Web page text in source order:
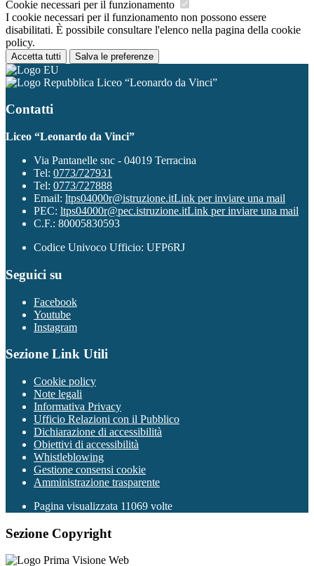
Cookie necessari per il funzionamento
I cookie necessari per il funzionamento non possono essere
disabilitati. È possibile consultare l'elenco nella pagina della cookie
policy.
Accetta tutti Salva le preferenze
Liceo “Leonardo da Vinci”
Contatti
Liceo “Leonardo da Vinci”
Via Pantanelle snc - 04019 Terracina
Tel: 0773/727931
Tel: 0773/727888
Email: ltps04000r@istruzione.itLink per inviare una mail
PEC: ltps04000r@pec.istruzione.itLink per inviare una mail
C.F.: 80005830593
Codice Univoco Ufficio: UFP6RJ
Seguici su
Facebook
Youtube
Instagram
Sezione Link Utili
Cookie policy
Note legali
Informativa Privacy
Ufficio Relazioni con il Pubblico
Dichiarazione di accessibilità
Obiettivi di accessibilità
Whistleblowing
Gestione consensi cookie
Amministrazione trasparente
Pagina visualizzata 11069 volte
Sezione Copyright